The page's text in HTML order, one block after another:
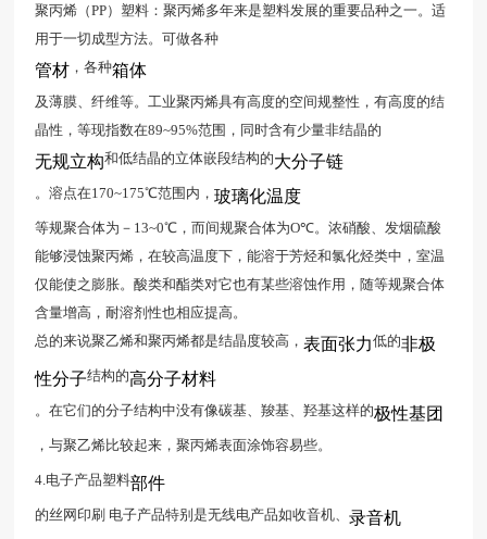
聚丙烯（PP）塑料：聚丙烯多年来是塑料发展的重要品种之一。适
用于一切成型方法。可做各种
管材，各种箱体
及薄膜、纤维等。工业聚丙烯具有高度的空间规整性，有高度的结
晶性，等现指数在89~95%范围，同时含有少量非结晶的
无规立构和低结晶的立体嵌段结构的大分子链
。溶点在170~175℃范围内， 玻璃化温度
等规聚合体为－13~0℃，而间规聚合体为O℃。浓硝酸、发烟硫酸
能够浸蚀聚丙烯，在较高温度下，能溶于芳烃和氯化烃类中，室温
仅能使之膨胀。酸类和酯类对它也有某些溶蚀作用，随等规聚合体
含量增高，耐溶剂性也相应提高。
总的来说聚乙烯和聚丙烯都是结晶度较高， 表面张力低的非极
性分子结构的高分子材料
。在它们的分子结构中没有像碳基、羧基、羟基这样的极性基团
，与聚乙烯比较起来，聚丙烯表面涂饰容易些。
4.电子产品塑料部件
的丝网印刷 电子产品特别是无线电产品如收音机、 录音机